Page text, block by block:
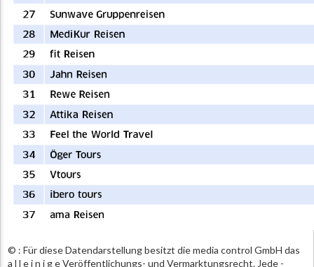
© : Für diese Datendarstellung besitzt die media control GmbH das
a l l e i n i g e Veröffentlichungs- und Vermarktungsrecht. Jede -